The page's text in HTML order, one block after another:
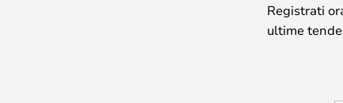
Registrati
ultime